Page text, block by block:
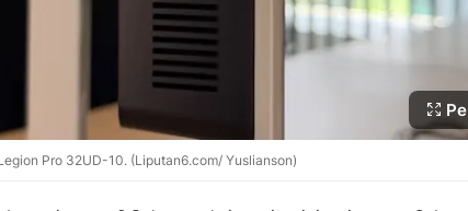
Pro 32UD-10. (Liputan6.com/ Yuslianson)